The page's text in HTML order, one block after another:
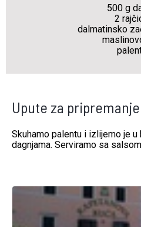
500 g
2
dalmatinsko
Upute za
Skuhamo palentu i izlijemo je
dagnjama. Serviramo sa